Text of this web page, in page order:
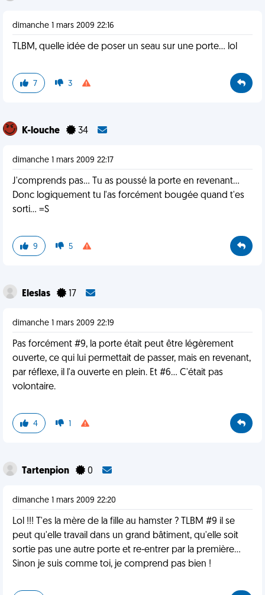
dimanche 1 mars 2009 22:16
TLBM, quelle idée de poser un seau sur une porte... lol
7 3
K-louche 34
dimanche 1 mars 2009 22:17
J'comprends pas... Tu as poussé la porte en revenant...
Donc logiquement tu l'as forcément bougée quand t'es
sorti... =S
9 5
Eleslas 17
dimanche 1 mars 2009 22:19
Pas forcément #9, la porte était peut être légèrement
ouverte, ce qui lui permettait de passer, mais en revenant,
par réflexe, il l'a ouverte en plein. Et #6... C'était pas
volontaire.
4 1
Tartenpion 0
dimanche 1 mars 2009 22:20
Lol !!! T'es la mère de la fille au hamster ? TLBM #9 il se
peut qu'elle travail dans un grand bâtiment, qu'elle soit
sortie pas une autre porte et re-entrer par la première...
Sinon je suis comme toi, je comprend pas bien !